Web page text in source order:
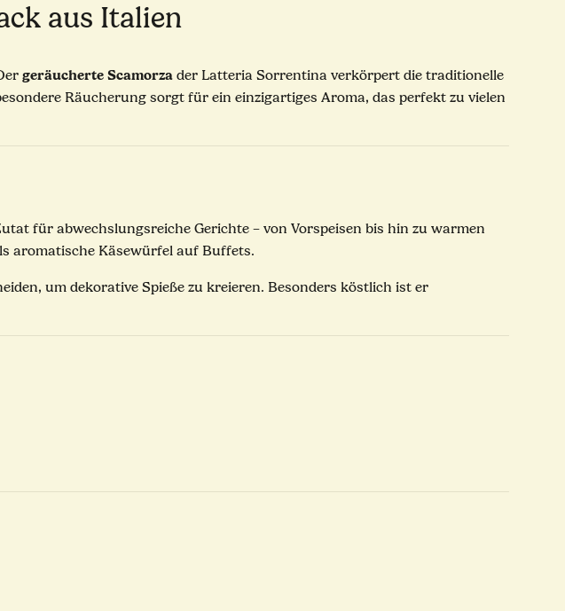
aus Italien
geräucherte Scamorza der Latteria Sorrentina verkörpert die traditionelle
Räucherung sorgt für ein einzigartiges Aroma, das perfekt zu vielen
für abwechslungsreiche Gerichte – von Vorspeisen bis hin zu warmen
aromatische Käsewürfel auf Buffets.
um dekorative Spieße zu kreieren. Besonders köstlich ist er